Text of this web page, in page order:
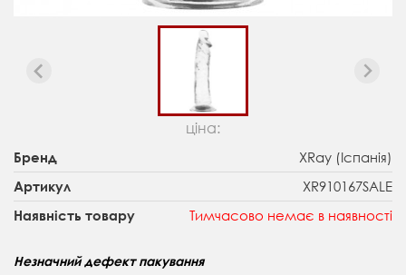
ціна:
Бренд XRay (Іспанія)
Артикул XR910167SALE
Наявність товару Тимчасово немає в наявності
Незначний дефект пакування